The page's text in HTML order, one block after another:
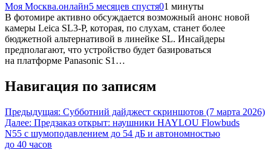
Моя Москва.онлайн5 месяцев спустя01 минуты
В фотомире активно обсуждается возможный анонс новой
камеры Leica SL3-P, которая, по слухам, станет более
бюджетной альтернативой в линейке SL. Инсайдеры
предполагают, что устройство будет базироваться
на платформе Panasonic S1…
Навигация по записям
Предыдущая: Субботний дайджест скриншотов (7 марта 2026)
Далее: Предзаказ открыт: наушники HAYLOU Flowbuds
N55 с шумоподавлением до 54 дБ и автономностью
до 40 часов